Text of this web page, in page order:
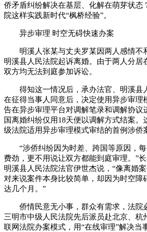
侨矛盾纠纷解决在基层、化解在萌芽状态
院这样实践新时代“枫桥经验”。
异步审理 时空无碍快速办案
明溪人张某与丈夫罗某因两人感情不
明溪县人民法院起诉离婚。由于两人分居
双方均无法到庭参加诉讼。
得知这一情况后，承办法官、明溪县
在征得当事人同意后，决定使用异步审理
告在异步审理平台对调解笔录和调解协议
国离婚纠纷仅用18天便以调解方式结案。
级法院适用异步审理模式审结的首例涉侨
“涉侨纠纷因为时差、跨国等原因，每
费劲，更不用说让双方都能到庭审理。”
明溪县人民法院法官伊世杰说，“像离婚
对来说案件本身比较简单，却因为时空障
达几个月。”
侨情民意无小事，群众有需求，法院必
三明市中级人民法院先后派员赴北京、杭
联网法院办案模式，用“在线审理”解决当